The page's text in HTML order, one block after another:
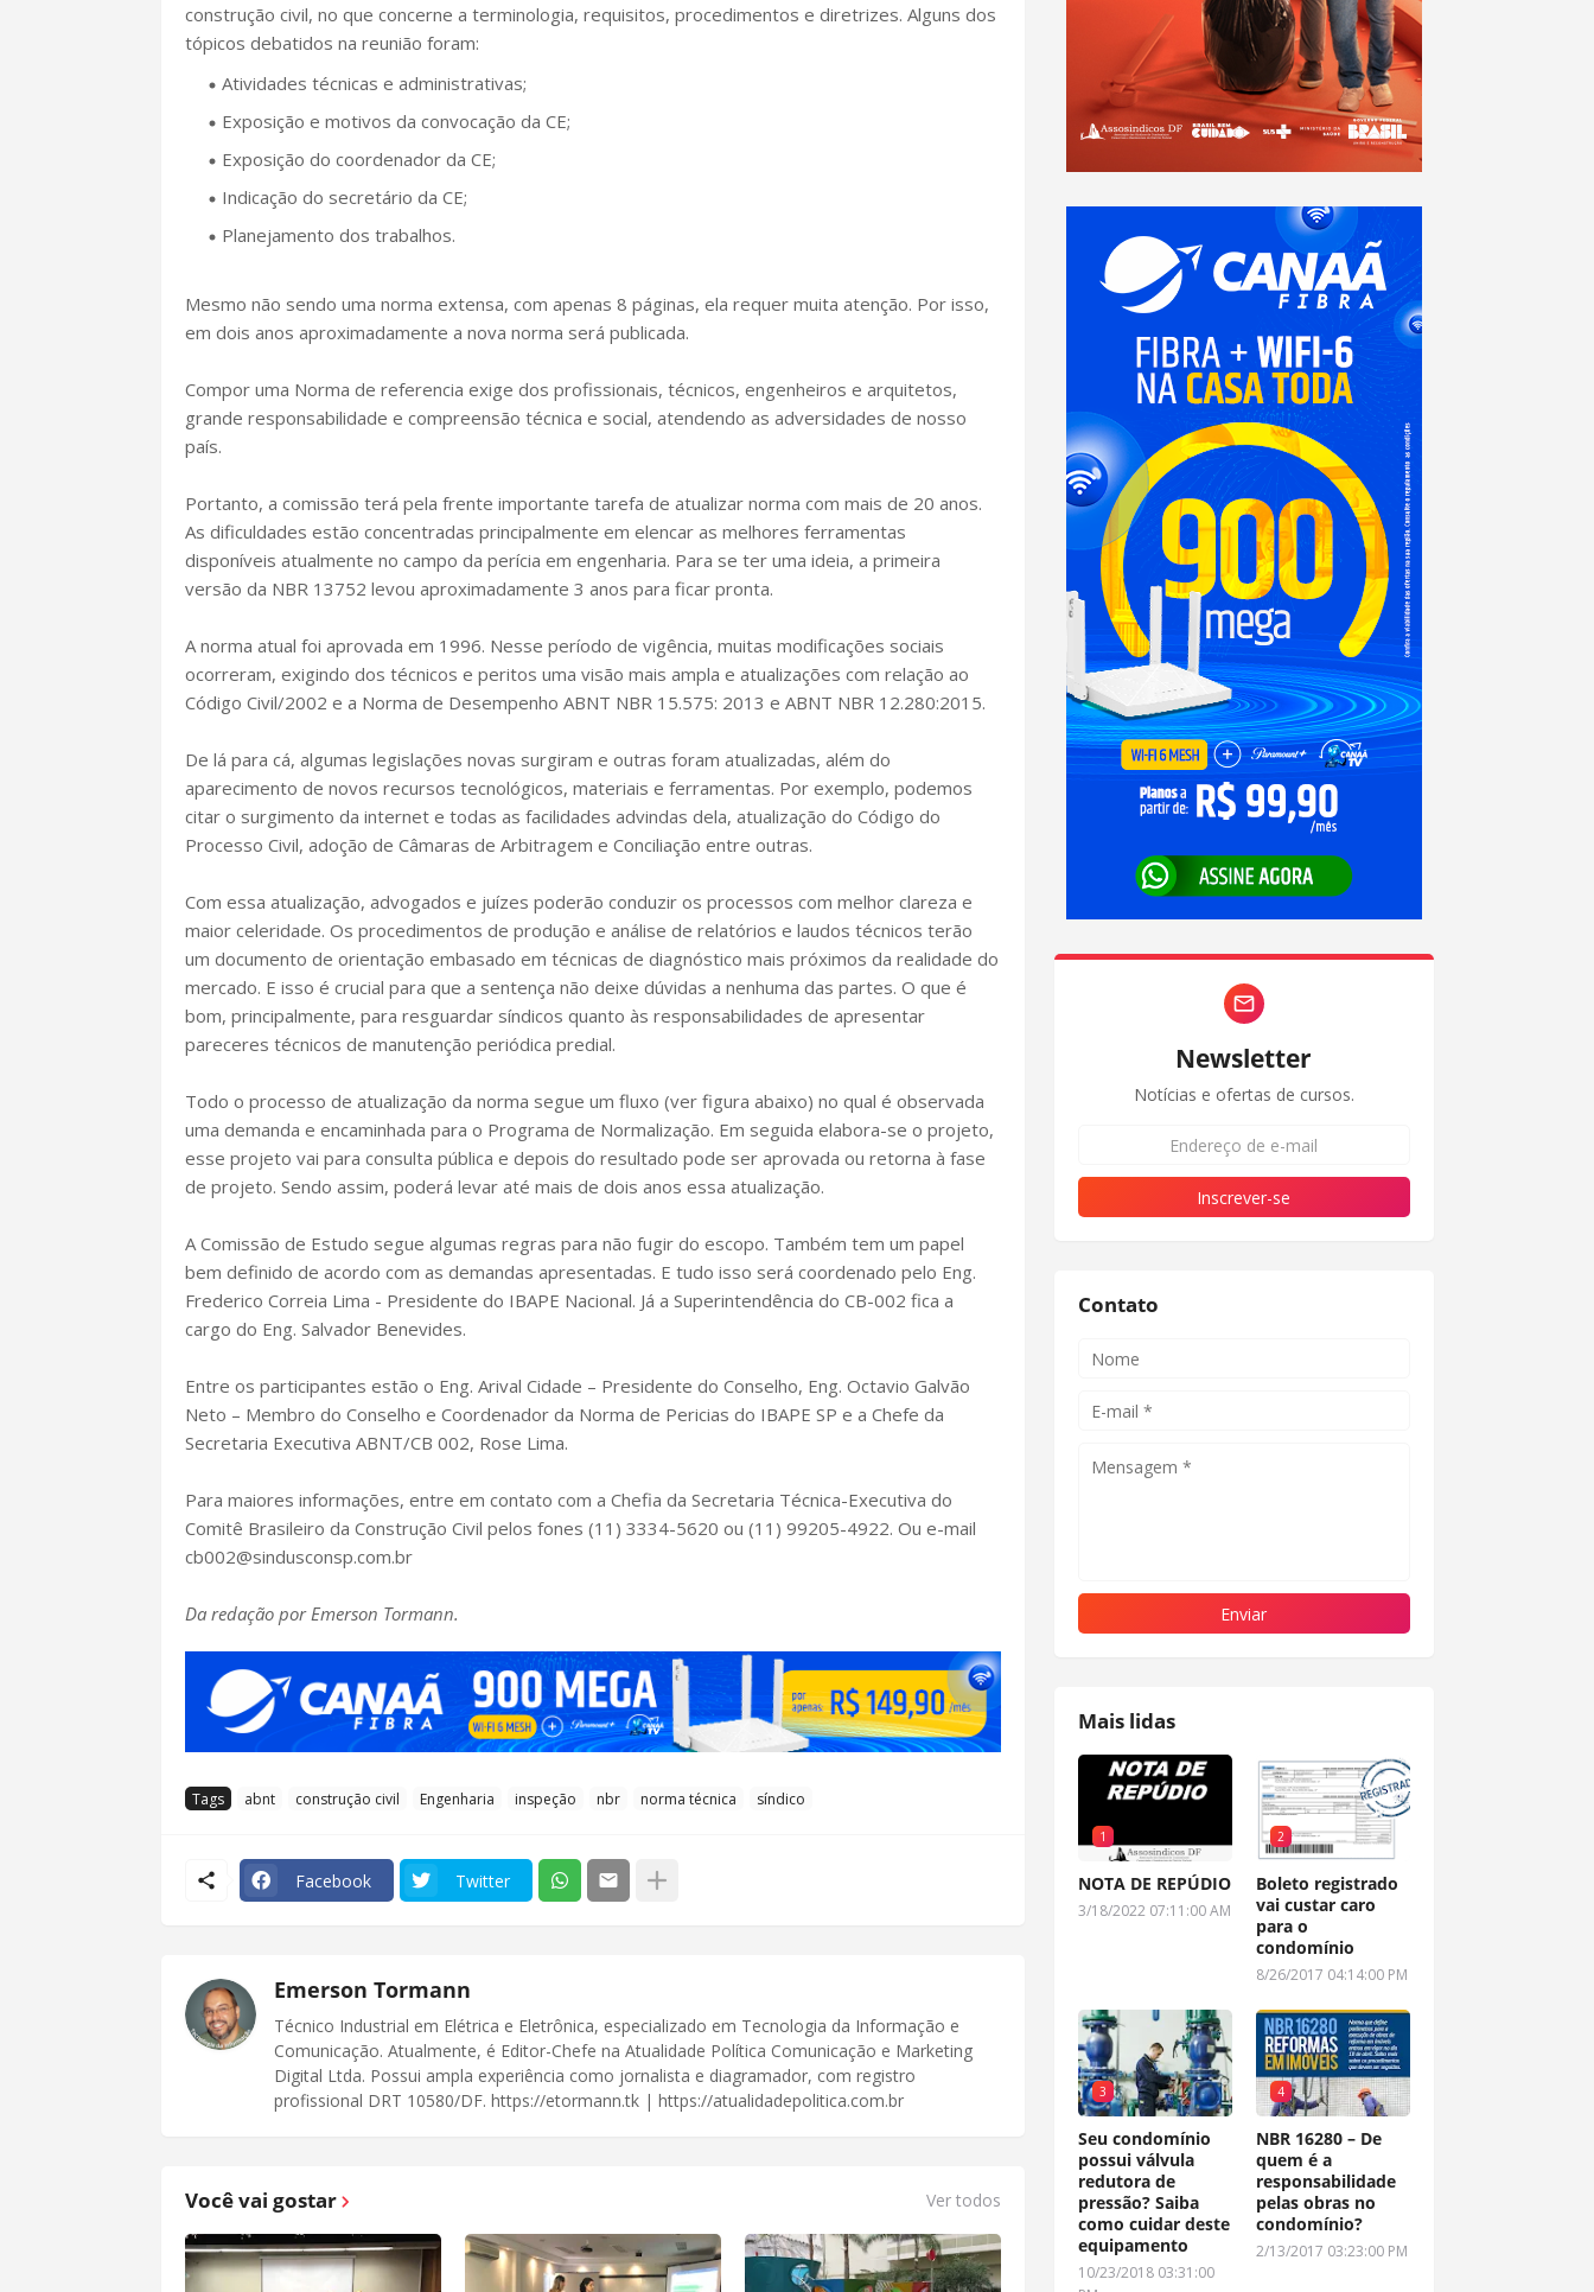
construção civil, no que concerne a terminologia, requisitos, procedimentos e diretrizes. Alguns dos
tópicos debatidos na reunião foram:
Atividades técnicas e administrativas;
Exposição e motivos da convocação da CE;
Exposição do coordenador da CE;
Indicação do secretário da CE;
Planejamento dos trabalhos.
Mesmo não sendo uma norma extensa, com apenas 8 páginas, ela requer muita atenção. Por isso,
em dois anos aproximadamente a nova norma será publicada.
Compor uma Norma de referencia exige dos profissionais, técnicos, engenheiros e arquitetos,
grande responsabilidade e compreensão técnica e social, atendendo as adversidades de nosso
país.
Portanto, a comissão terá pela frente importante tarefa de atualizar norma com mais de 20 anos.
As dificuldades estão concentradas principalmente em elencar as melhores ferramentas
disponíveis atualmente no campo da perícia em engenharia. Para se ter uma ideia, a primeira
versão da NBR 13752 levou aproximadamente 3 anos para ficar pronta.
A norma atual foi aprovada em 1996. Nesse período de vigência, muitas modificações sociais
ocorreram, exigindo dos técnicos e peritos uma visão mais ampla e atualizações com relação ao
Código Civil/2002 e a Norma de Desempenho ABNT NBR 15.575: 2013 e ABNT NBR 12.280:2015.
De lá para cá, algumas legislações novas surgiram e outras foram atualizadas, além do
aparecimento de novos recursos tecnológicos, materiais e ferramentas. Por exemplo, podemos
citar o surgimento da internet e todas as facilidades advindas dela, atualização do Código do
Processo Civil, adoção de Câmaras de Arbitragem e Conciliação entre outras.
Com essa atualização, advogados e juízes poderão conduzir os processos com melhor clareza e
maior celeridade. Os procedimentos de produção e análise de relatórios e laudos técnicos terão
um documento de orientação embasado em técnicas de diagnóstico mais próximos da realidade do
mercado. E isso é crucial para que a sentença não deixe dúvidas a nenhuma das partes. O que é
bom, principalmente, para resguardar síndicos quanto às responsabilidades de apresentar
pareceres técnicos de manutenção periódica predial.
Todo o processo de atualização da norma segue um fluxo (ver figura abaixo) no qual é observada
uma demanda e encaminhada para o Programa de Normalização. Em seguida elabora-se o projeto,
esse projeto vai para consulta pública e depois do resultado pode ser aprovada ou retorna à fase
de projeto. Sendo assim, poderá levar até mais de dois anos essa atualização.
A Comissão de Estudo segue algumas regras para não fugir do escopo. Também tem um papel
bem definido de acordo com as demandas apresentadas. E tudo isso será coordenado pelo Eng.
Frederico Correia Lima - Presidente do IBAPE Nacional. Já a Superintendência do CB-002 fica a
cargo do Eng. Salvador Benevides.
Entre os participantes estão o Eng. Arival Cidade – Presidente do Conselho, Eng. Octavio Galvão
Neto – Membro do Conselho e Coordenador da Norma de Pericias do IBAPE SP e a Chefe da
Secretaria Executiva ABNT/CB 002, Rose Lima.
Para maiores informações, entre em contato com a Chefia da Secretaria Técnica-Executiva do
Comitê Brasileiro da Construção Civil pelos fones (11) 3334-5620 ou (11) 99205-4922. Ou e-mail
cb002@sindusconsp.com.br
Da redação por Emerson Tormann.
Tags abnt construção civil Engenharia inspeção nbr norma técnica síndico
Facebook Twitter
Emerson Tormann
Técnico Industrial em Elétrica e Eletrônica, especializado em Tecnologia da Informação e
Comunicação. Atualmente, é Editor-Chefe na Atualidade Política Comunicação e Marketing
Digital Ltda. Possui ampla experiência como jornalista e diagramador, com registro
profissional DRT 10580/DF. https://etormann.tk | https://atualidadepolitica.com.br
Você vai gostar Ver todos
Newsletter
Notícias e ofertas de cursos.
Contato
Mais lidas
1
NOTA DE REPÚDIO
3/18/2022 07:11:00 AM
2
Boleto registrado
vai custar caro
para o
condomínio
8/26/2017 04:14:00 PM
3
Seu condomínio
possui válvula
redutora de
pressão? Saiba
como cuidar deste
equipamento
10/23/2018 03:31:00
4
NBR 16280 – De
quem é a
responsabilidade
pelas obras no
condomínio?
2/13/2017 03:23:00 PM